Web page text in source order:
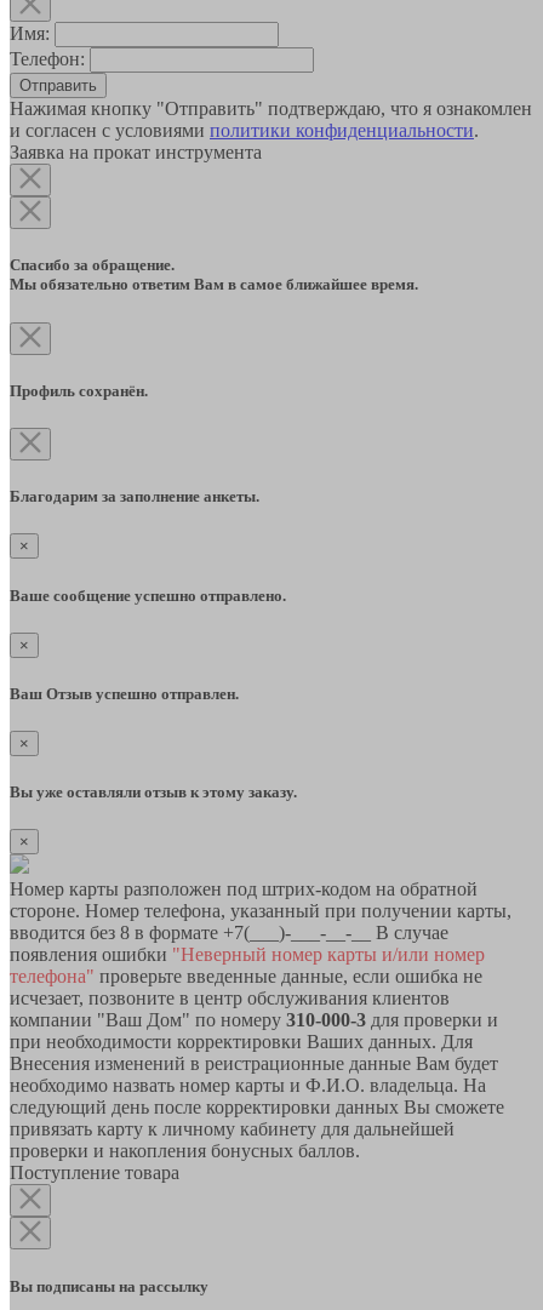
Имя:
Телефон:
Отправить
Нажимая кнопку "Отправить" подтверждаю, что я ознакомлен
и согласен с условиями политики конфиденциальности.
Заявка на прокат инструмента
Спасибо за обращение.
Мы обязательно ответим Вам в самое ближайшее время.
Профиль сохранён.
Благодарим за заполнение анкеты.
×
Ваше сообщение успешно отправлено.
×
Ваш Отзыв успешно отправлен.
×
Вы уже оставляли отзыв к этому заказу.
×
Номер карты разположен под штрих-кодом на обратной
стороне. Номер телефона, указанный при получении карты,
вводится без 8 в формате +7(___)-___-__-__ В случае
появления ошибки "Неверный номер карты и/или номер
телефона" проверьте введенные данные, если ошибка не
исчезает, позвоните в центр обслуживания клиентов
компании "Ваш Дом" по номеру 310-000-3 для проверки и
при необходимости корректировки Ваших данных. Для
Внесения изменений в реистрационные данные Вам будет
необходимо назвать номер карты и Ф.И.О. владельца. На
следующий день после корректировки данных Вы сможете
привязать карту к личному кабинету для дальнейшей
проверки и накопления бонусных баллов.
Поступление товара
Вы подписаны на рассылку